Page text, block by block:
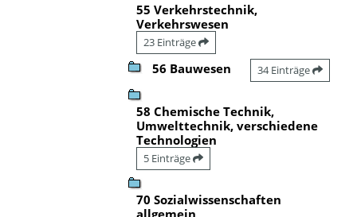
55 Verkehrstechnik,
Verkehrswesen
23 Einträge
56 Bauwesen 34 Einträge
58 Chemische Technik,
Umwelttechnik, verschiedene
Technologien
5 Einträge
70 Sozialwissenschaften
allgemein